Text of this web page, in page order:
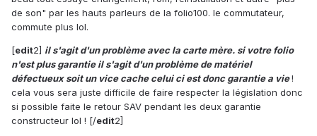
de son" par les hauts parleurs de la folio100. le commutateur,
commute plus lol.
[edit2] il s'agit d'un problème avec la carte mère. si votre folio
n'est plus garantie il s'agit d'un problème de matériel
défectueux soit un vice cache celui ci est donc garantie a vie!
cela vous sera juste difficile de faire respecter la législation donc
si possible faite le retour SAV pendant les deux garantie
constructeur lol ! [/edit2]